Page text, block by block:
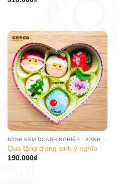
Quà tặng giáng sinh ý nghĩa
190.000₫